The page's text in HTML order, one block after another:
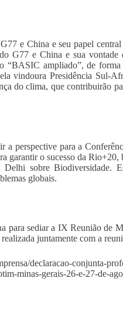
e China e seu papel
G77 e China e sua
ampliado”, de forma
vindoura Presidência Sul-
do clima, que contribuirão
perspective para a
garantir o sucesso da
sobre Biodiversidade.
globais.
para sediar a IX Reunião de
juntamente com a
declaracao-conjunta-
minas-gerais-26-e-27-de-